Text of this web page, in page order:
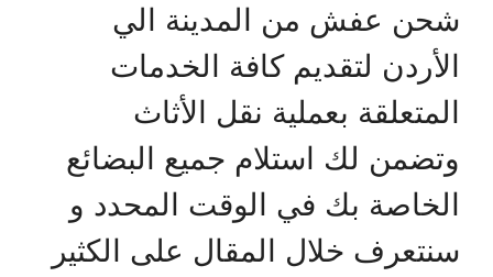
شحن عفش من المدينة الي
الأردن لتقديم كافة الخدمات
المتعلقة بعملية نقل الأثاث
وتضمن لك استلام جميع البضائع
الخاصة بك في الوقت المحدد و
سنتعرف خلال المقال على الكثير